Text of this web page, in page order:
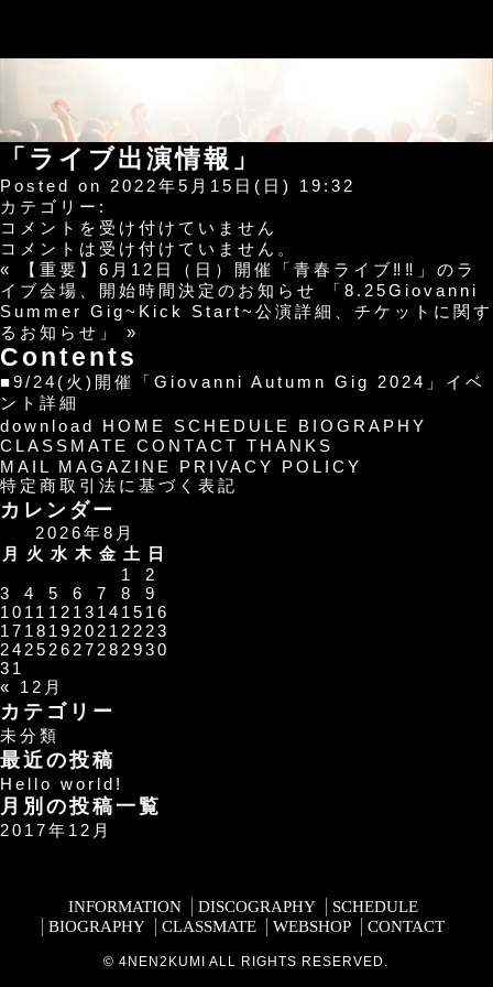
「ライブ出演情報」
Posted on 2022年5月15日(日) 19:32
カテゴリー:
「ラ
イ
ブ
出
演
情
報」
は
コメントを受け付けていません
コメントは受け付けていません。
«
【重要】6月12日（日）開催「青春ライブ‼︎‼︎」のラ
イブ会場、開始時間決定のお知らせ
「8.25Giovanni
Summer Gig~Kick Start~公演詳細、チケットに関す
るお知らせ」
»
Contents
■9/24(火)開催「Giovanni Autumn Gig 2024」イベ
ント詳細
download
HOME SCHEDULE
BIOGRAPHY
CLASSMATE
CONTACT THANKS
MAIL MAGAZINE
PRIVACY POLICY
特定商取引法に基づく表記
カレンダー
2026年8月
月
火 水 木 金 土
日
1
2
3
4 5 6 7 8
9
10 11 12 13 14 15 16
17 18 19 20 21 22 23
24 25 26 27 28 2930
31
« 12月
カテゴリー
未分類
最近の投稿
Hello world!
月別の投稿一覧
2017年12月
INFORMATION DISCOGRAPHY
SCHEDULE
BIOGRAPHY
CLASSMATE WEBSHOP CONTACT
© 4NEN2KUMI ALL RIGHTS RESERVED.